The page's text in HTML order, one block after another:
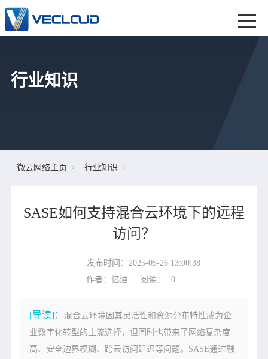
行业知识
微云网络主页 行业知识
SASE如何支持混合云环境下的远程
访问？
发布时间：2025-05-26 13:00:38
作者：忆酒
阅读： 0
[导读]：
混合云环境因其灵活性和资源分布特性成为企
业数字化转型的主流选择，但同时也带来了网络复杂度
高、安全边界模糊、跨云访问延迟等问题。SASE通过融